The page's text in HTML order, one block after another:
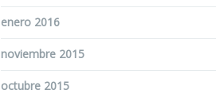
enero 2016
noviembre 2015
octubre 2015